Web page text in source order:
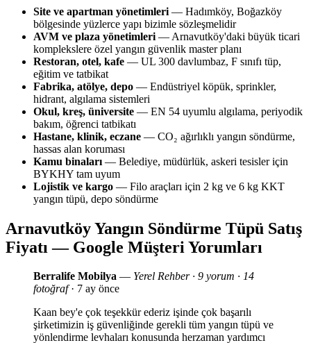
Site ve apartman yönetimleri — Hadımköy, Boğazköy
bölgesinde yüzlerce yapı bizimle sözleşmelidir
AVM ve plaza yönetimleri — Arnavutköy'daki büyük ticari
komplekslere özel yangın güvenlik master planı
Restoran, otel, kafe — UL 300 davlumbaz, F sınıfı tüp,
eğitim ve tatbikat
Fabrika, atölye, depo — Endüstriyel köpük, sprinkler,
hidrant, algılama sistemleri
Okul, kreş, üniversite — EN 54 uyumlu algılama, periyodik
bakım, öğrenci tatbikatı
Hastane, klinik, eczane — CO₂ ağırlıklı yangın söndürme,
hassas alan koruması
Kamu binaları — Belediye, müdürlük, askeri tesisler için
BYKHY tam uyum
Lojistik ve kargo — Filo araçları için 2 kg ve 6 kg KKT
yangın tüpü, depo söndürme
Arnavutköy Yangın Söndürme Tüpü Satış
Fiyatı — Google Müşteri Yorumları
Berralife Mobilya — Yerel Rehber · 9 yorum · 14
fotoğraf· 7 ay önce
Kaan bey'e çok teşekkür ederiz işinde çok başarılı
şirketimizin iş güvenliğinde gerekli tüm yangın tüpü ve
yönlendirme levhaları konusunda herzaman yardımcı